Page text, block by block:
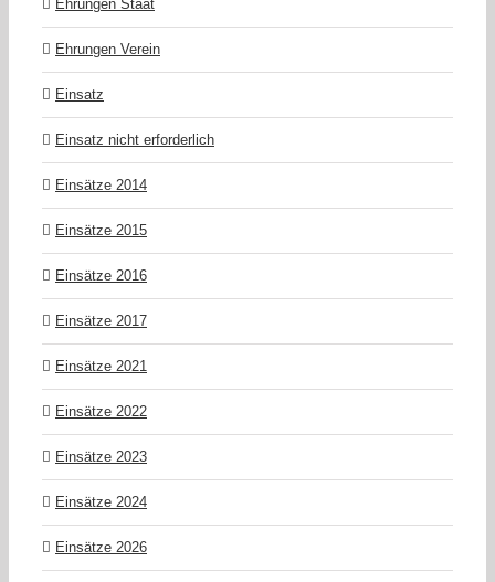
Ehrungen Staat
Ehrungen Verein
Einsatz
Einsatz nicht erforderlich
Einsätze 2014
Einsätze 2015
Einsätze 2016
Einsätze 2017
Einsätze 2021
Einsätze 2022
Einsätze 2023
Einsätze 2024
Einsätze 2026